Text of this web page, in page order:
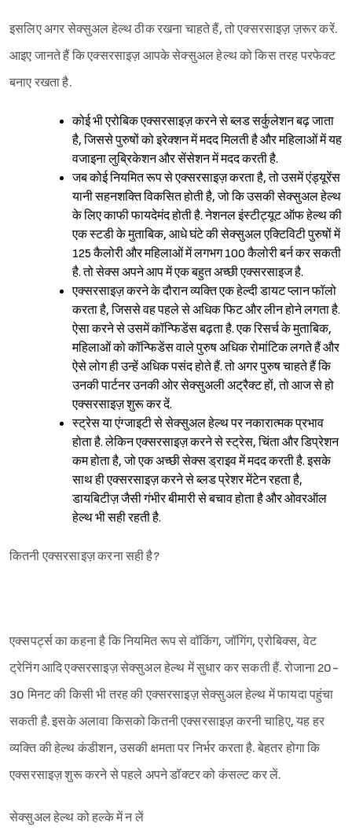
इसलिए अगर सेक्सुअल हेल्थ ठीक रखना चाहते हैं, तो एक्सरसाइज़ ज़रूर करें.
आइए जानते हैं कि एक्सरसाइज़ आपके सेक्सुअल हेल्थ को किस तरह परफेक्ट
बनाए रखता है.
कोई भी एरोबिक एक्सरसाइज़ करने से ब्लड सर्कुलेशन बढ़ जाता
है, जिससे पुरुषों को इरेक्शन में मदद मिलती है और महिलाओं में यह
वजाइना लुब्रिकेशन और सेंसेशन में मदद करती है.
जब कोई नियमित रूप से एक्सरसाइज़ करता है, तो उसमें एंड्यूरेंस
यानी सहनशक्ति विकसित होती है, जो कि उसकी सेक्सुअल हेल्थ
के लिए काफी फायदेमंद होती है. नेशनल इंस्टीट्यूट ऑफ हेल्थ की
एक स्टडी के मुताबिक, आधे घंटे की सेक्सुअल एक्टिविटी पुरुषों में
125 कैलोरी और महिलाओं में लगभग 100 कैलोरी बर्न कर सकती
है. तो सेक्स अपने आप में एक बहुत अच्छी एक्सरसाइज है.
एक्सरसाइज़ करने के दौरान व्यक्ति एक हेल्दी डायट प्लान फॉलो
करता है, जिससे वह पहले से अधिक फिट और लीन होने लगता है.
ऐसा करने से उसमें कॉन्फिडेंस बढ़ता है. एक रिसर्च के मुताबिक,
महिलाओं को कॉन्फिडेंस वाले पुरुष अधिक रोमांटिक लगते हैं और
ऐसे लोग ही उन्हें अधिक पसंद होते हैं. तो अगर पुरुष चाहते हैं कि
उनकी पार्टनर उनकी ओर सेक्सुअली अट्रैक्ट हों, तो आज से हो
एक्सरसाइज़ शुरू कर दें.
स्ट्रेस या एंग्जाइटी से सेक्सुअल हेल्थ पर नकारात्मक प्रभाव
होता है. लेकिन एक्सरसाइज़ करने से स्ट्रेस, चिंता और डिप्रेशन
कम होता है, जो एक अच्छी सेक्स ड्राइव में मदद करती है. इसके
साथ ही एक्सरसाइज़ करने से ब्लड प्रेशर मेंटेन रहता है,
डायबिटीज़ जैसी गंभीर बीमारी से बचाव होता है और ओवरऑल
हेल्थ भी सही रहती है.
कितनी एक्सरसाइज़ करना सही है?
एक्सपर्ट्स का कहना है कि नियमित रूप से वॉकिंग, जॉगिंग, एरोबिक्स, वेट
ट्रेनिंग आदि एक्सरसाइज़ सेक्सुअल हेल्थ में सुधार कर सकती हैं. रोजाना 20-
30 मिनट की किसी भी तरह की एक्सरसाइज़ सेक्सुअल हेल्थ में फायदा पहुंचा
सकती है. इसके अलावा किसको कितनी एक्सरसाइज़ करनी चाहिए, यह हर
व्यक्ति की हेल्थ कंडीशन, उसकी क्षमता पर निर्भर करता है. बेहतर होगा कि
एक्सरसाइज़ शुरू करने से पहले अपने डॉक्टर को कंसल्ट कर लें.
सेक्सुअल हेल्थ को हल्के में न लें